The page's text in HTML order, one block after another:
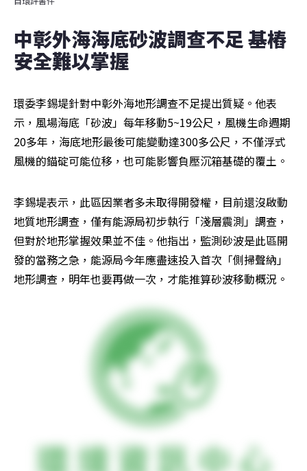
中彰外海海底砂波調查不足 基樁
安全難以掌握
環委李錫堤針對中彰外海地形調查不足提出質疑。他表
示，風場海底「砂波」每年移動5~19公尺，風機生命週期
20多年，海底地形最後可能變動達300多公尺，不僅浮式
風機的錨碇可能位移，也可能影響負壓沉箱基礎的覆土。
李錫堤表示，此區因業者多未取得開發權，目前還沒啟動
地質地形調查，僅有能源局初步執行「淺層震測」調查，
但對於地形掌握效果並不佳。他指出，監測砂波是此區開
發的當務之急，能源局今年應盡速投入首次「側掃聲納」
地形調查，明年也要再做一次，才能推算砂波移動概況。